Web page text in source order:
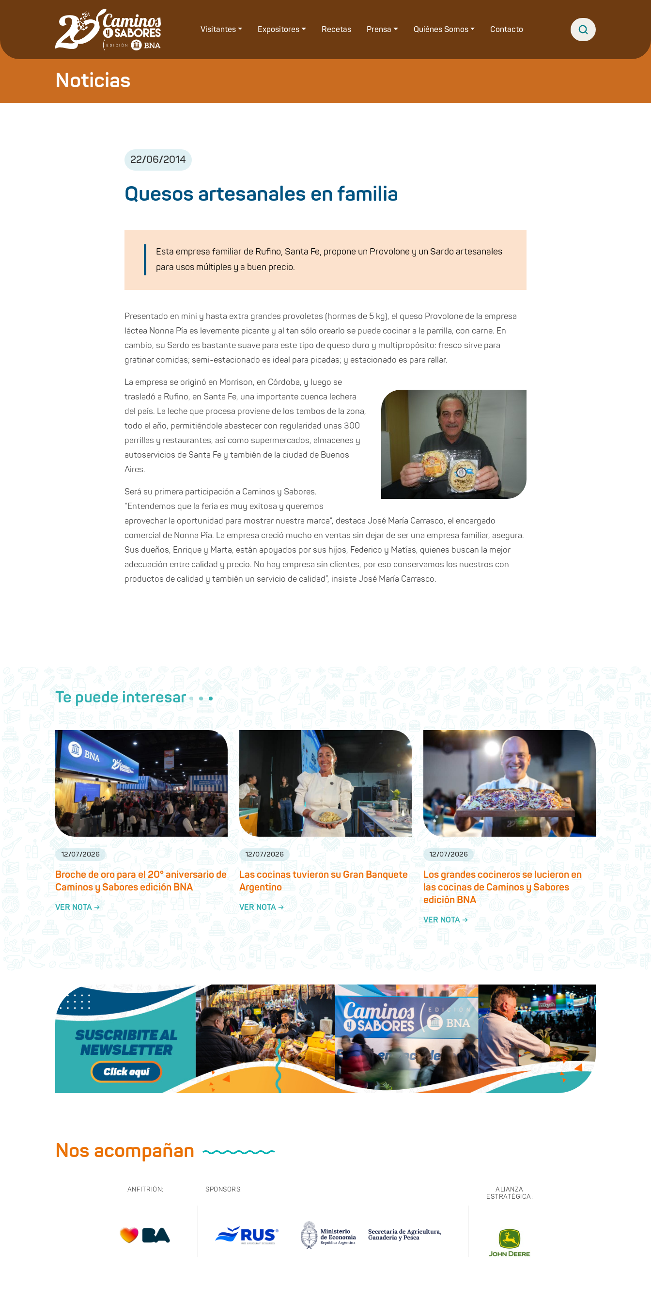
Visitantes Expositores Recetas Prensa Quiénes Somos Contacto
Noticias
22/06/2014
Quesos artesanales en familia
Esta empresa familiar de Rufino, Santa Fe, propone un Provolone y un Sardo artesanales
para usos múltiples y a buen precio.
Presentado en mini y hasta extra grandes provoletas (hormas de 5 kg), el queso Provolone de la empresa
láctea Nonna Pía es levemente picante y al tan sólo orearlo se puede cocinar a la parrilla, con carne. En
cambio, su Sardo es bastante suave para este tipo de queso duro y multipropósito: fresco sirve para
gratinar comidas; semi-estacionado es ideal para picadas; y estacionado es para rallar.
La empresa se originó en Morrison, en Córdoba, y luego se
trasladó a Rufino, en Santa Fe, una importante cuenca lechera
del país. La leche que procesa proviene de los tambos de la zona,
todo el año, permitiéndole abastecer con regularidad unas 300
parrillas y restaurantes, así como supermercados, almacenes y
autoservicios de Santa Fe y también de la ciudad de Buenos
Aires.
Será su primera participación a Caminos y Sabores.
“Entendemos que la feria es muy exitosa y queremos
aprovechar la oportunidad para mostrar nuestra marca”, destaca José María Carrasco, el encargado
comercial de Nonna Pía. La empresa creció mucho en ventas sin dejar de ser una empresa familiar, asegura.
Sus dueños, Enrique y Marta, están apoyados por sus hijos, Federico y Matías, quienes buscan la mejor
adecuación entre calidad y precio. No hay empresa sin clientes, por eso conservamos los nuestros con
productos de calidad y también un servicio de calidad”, insiste José María Carrasco.
Te puede interesar
12/07/2026
Broche de oro para el 20° aniversario de
Caminos y Sabores edición BNA
VER NOTA →
12/07/2026
Las cocinas tuvieron su Gran Banquete
Argentino
VER NOTA →
12/07/2026
Los grandes cocineros se lucieron en
las cocinas de Caminos y Sabores
edición BNA
VER NOTA →
Nos acompañan
ANFITRIÓN: SPONSORS:
ALIANZA
ESTRATÉGICA: